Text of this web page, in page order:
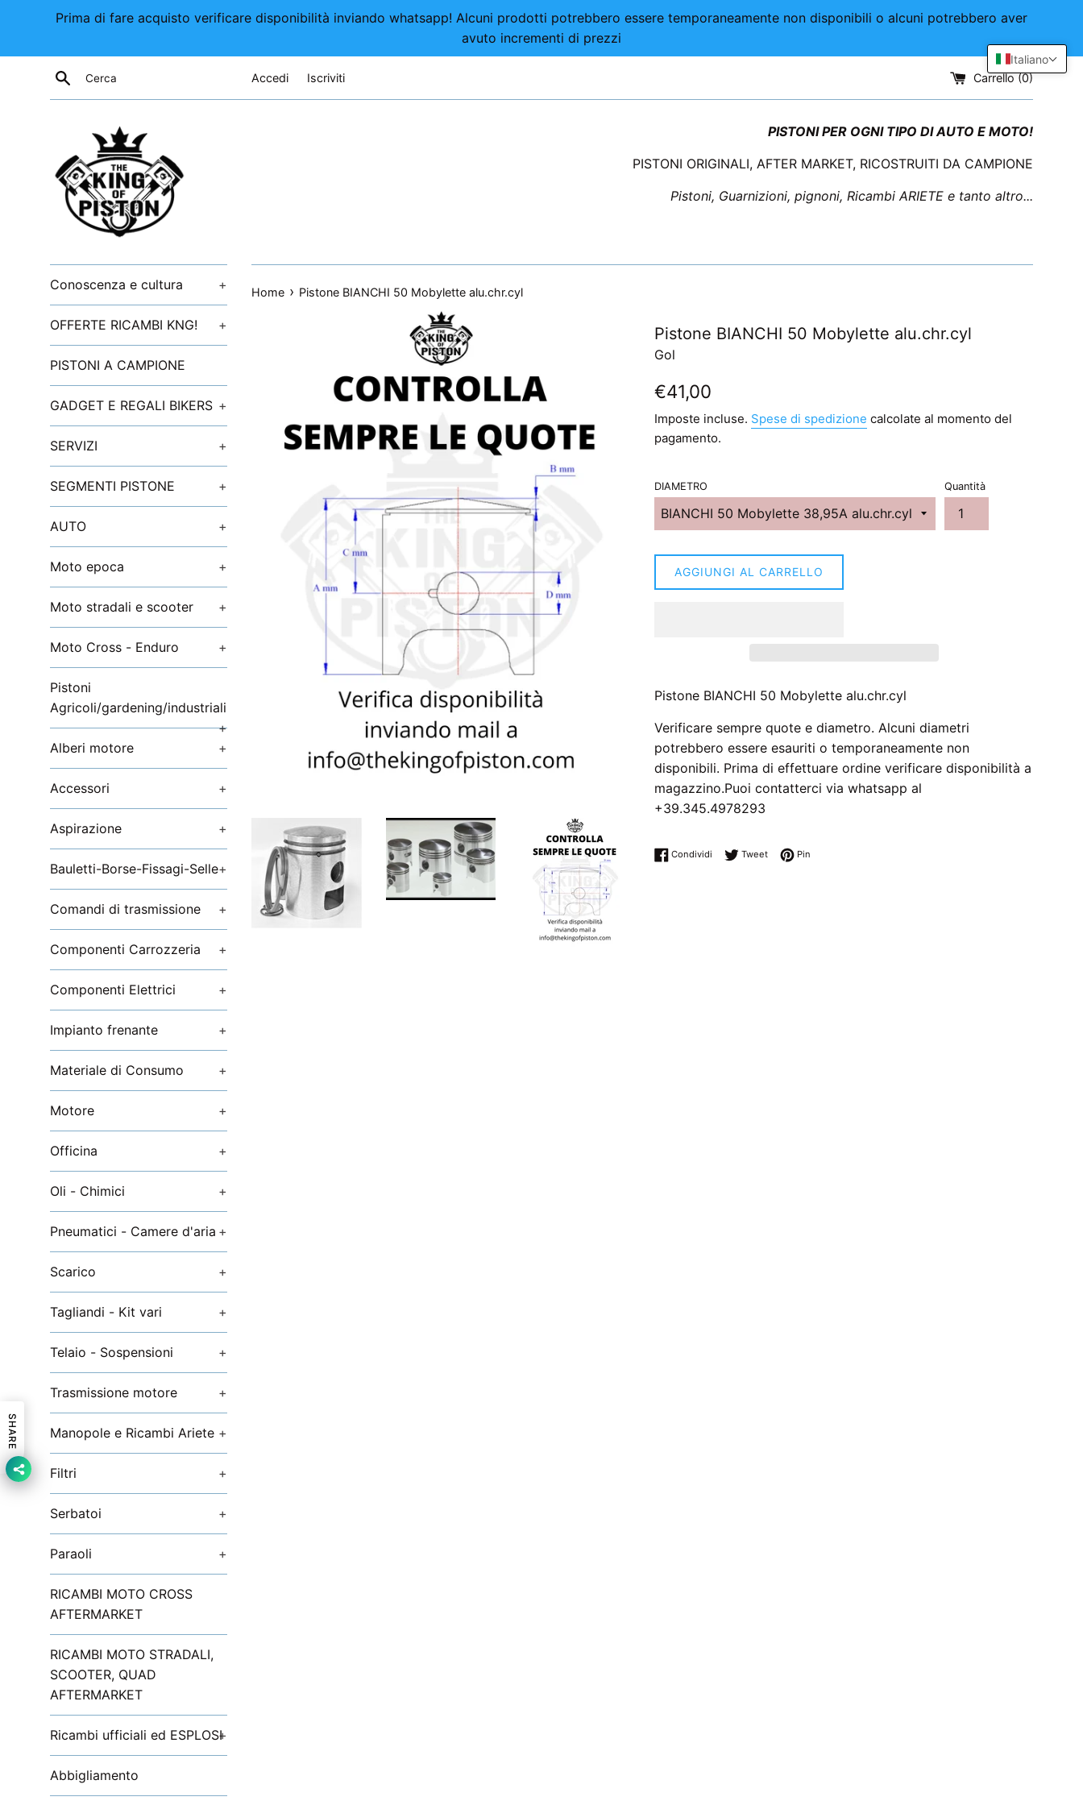
Italiano
contenuti
Prima di fare acquisto verificare disponibilità inviando whatsapp! Alcuni prodotti potrebbero essere temporaneamente non disponibili o alcuni potrebbero aver
avuto incrementi di prezzi
Cerca Accedi Iscriviti Carrello (0)
PISTONI PER OGNI TIPO DI AUTO E MOTO!
PISTONI ORIGINALI, AFTER MARKET, RICOSTRUITI DA CAMPIONE
Pistoni, Guarnizioni, pignoni, Ricambi ARIETE e tanto altro...
Conoscenza e cultura +
OFFERTE RICAMBI KNG! +
PISTONI A CAMPIONE
GADGET E REGALI BIKERS +
SERVIZI +
SEGMENTI PISTONE +
AUTO +
Moto epoca +
Moto stradali e scooter +
Moto Cross - Enduro +
Pistoni
Agricoli/gardening/industriali
+
Alberi motore
+
Accessori +
Aspirazione +
Bauletti-Borse-Fissagi-Selle+
Comandi di trasmissione +
Componenti Carrozzeria +
Componenti Elettrici +
Impianto frenante +
Materiale di Consumo +
Motore +
Officina +
Oli - Chimici +
Pneumatici - Camere d'aria +
Scarico +
Tagliandi - Kit vari +
Telaio - Sospensioni +
Trasmissione motore +
Manopole e Ricambi Ariete +
Filtri +
Serbatoi +
Paraoli +
RICAMBI MOTO CROSS
AFTERMARKET
RICAMBI MOTO STRADALI,
SCOOTER, QUAD
AFTERMARKET
Ricambi ufficiali ed ESPLOSI+
Abbigliamento
Home › Pistone BIANCHI 50 Mobylette alu.chr.cyl
Pistone BIANCHI 50 Mobylette alu.chr.cyl
Gol
Prezzo
listino
€41,00
Imposte incluse. Spese di spedizione calcolate al momento del
pagamento.
DIAMETRO Quantità
AGGIUNGI AL CARRELLO
Pistone BIANCHI 50 Mobylette alu.chr.cyl
Verificare sempre quote e diametro. Alcuni diametri
potrebbero essere esauriti o temporaneamente non
disponibili. Prima di effettuare ordine verificare disponibilità a
magazzino.Puoi contatterci via whatsapp al
+39.345.4978293
Condividi Condividi su Facebook
TweetTwitta su Twitter
Pin
SHARE